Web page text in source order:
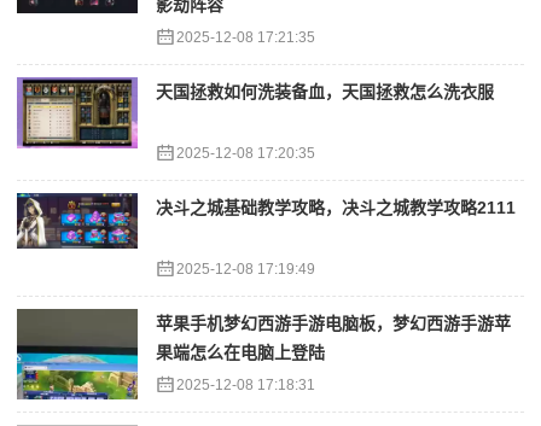
影劫阵容
2025-12-08 17:21:35
天国拯救如何洗装备血，天国拯救怎么洗衣服
2025-12-08 17:20:35
决斗之城基础教学攻略，决斗之城教学攻略2111
2025-12-08 17:19:49
苹果手机梦幻西游手游电脑板，梦幻西游手游苹
果端怎么在电脑上登陆
2025-12-08 17:18:31